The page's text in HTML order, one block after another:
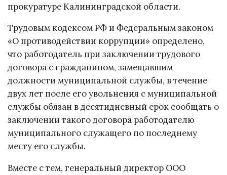
прокуратуре Калининградской области.
Трудовым кодексом РФ и Федеральным законом
«О противодействии коррупции» определено,
что работодатель при заключении трудового
договора с гражданином, замещавшим
должности муниципальной службы, в течение
двух лет после его увольнения с муниципальной
службы обязан в десятидневный срок сообщать о
заключении такого договора работодателю
муниципального служащего по последнему
месту его службы.
Вместе с тем, генеральный директор ООО